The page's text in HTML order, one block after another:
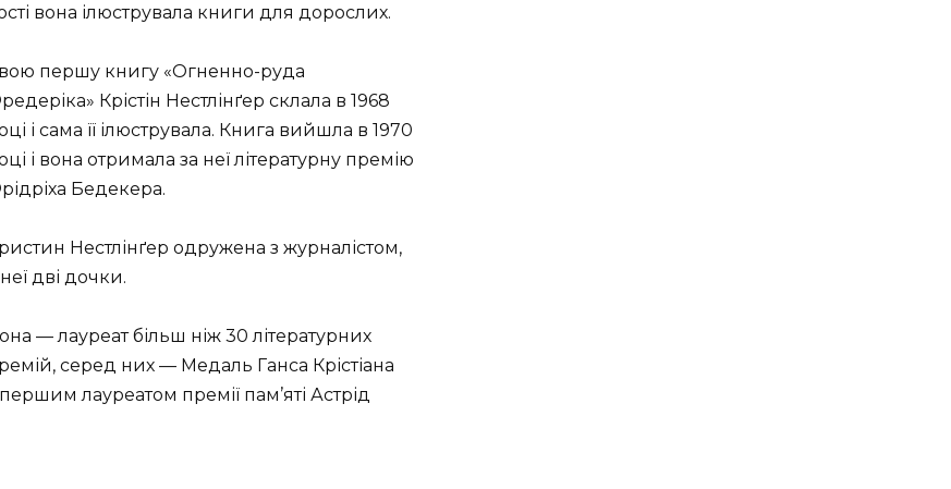
вона ілюструвала книги для дорослих.
першу книгу «Огненно-руда
Крістін Нестлінґер склала в 1968
і сама її ілюструвала. Книга вийшла в 1970
і вона отримала за неї літературну премію
Бедекера.
Нестлінґер одружена з журналістом,
дві дочки.
— лауреат більш ніж 30 літературних
серед них — Медаль Ганса Крістіана
лауреатом премії пам’яті Астрід